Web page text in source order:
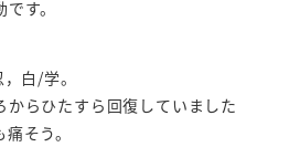
す。
白/学。
からひたすら回復していました
そう。